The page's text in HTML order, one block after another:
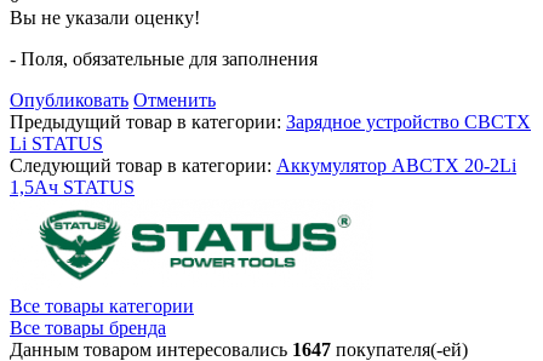
Вы не указали оценку!
- Поля, обязательные для заполнения
Опубликовать Отменить
Предыдущий товар в категории: Зарядное устройство CBCTX
Li STATUS
Следующий товар в категории: Аккумулятор ABCTX 20-2Li
1,5Ач STATUS
Все товары категории
Все товары бренда
Данным товаром интересовались 1647 покупателя(-ей)